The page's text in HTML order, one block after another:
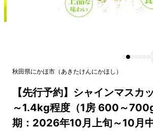
秋田県にかほ市 （あきたけんにかほし ）
【先行予約】シャインマスカ
～1.4kg程度（1房 600～
期：2026年10月上旬～10月